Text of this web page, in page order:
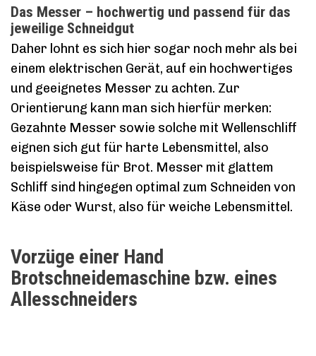
Das Messer – hochwertig und passend für das
jeweilige Schneidgut
Daher lohnt es sich hier sogar noch mehr als bei
einem elektrischen Gerät, auf ein hochwertiges
und geeignetes Messer zu achten. Zur
Orientierung kann man sich hierfür merken:
Gezahnte Messer sowie solche mit Wellenschliff
eignen sich gut für harte Lebensmittel, also
beispielsweise für Brot. Messer mit glattem
Schliff sind hingegen optimal zum Schneiden von
Käse oder Wurst, also für weiche Lebensmittel.
Vorzüge einer Hand
Brotschneidemaschine bzw. eines
Allesschneiders